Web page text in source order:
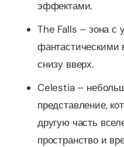
эффектами.
The Falls – зона с
снизу вверх.
Celestia –
представление,
другую часть
пространство и